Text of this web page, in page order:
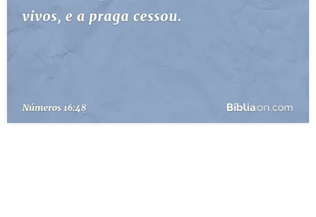
ESBOÇOS DE PREGAÇÃO
PERGUNTE À BÍBLIA